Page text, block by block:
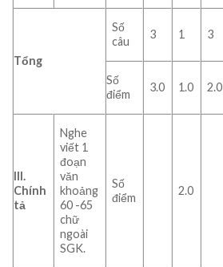
Tổng
Số
câu
3 1 3
Số
điểm
3.0 1.0 2.0
III.
Chính
tả
Nghe
viết 1
đoạn
văn
khoảng
60 -65
chữ
ngoài
SGK.
Số
điểm
2.0